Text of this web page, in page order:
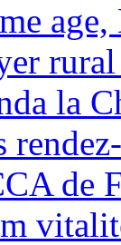
rural
la
de